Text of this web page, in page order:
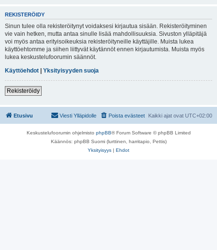
REKISTERÖIDY
Sinun tulee olla rekisteröitynyt voidaksesi kirjautua sisään. Rekisteröityminen
vie vain hetken, mutta antaa sinulle lisää mahdollisuuksia. Sivuston ylläpitäjä
voi myös antaa erityisoikeuksia rekisteröityneille käyttäjille. Muista lukea
käyttöehtomme ja siihen liittyvät käytännöt ennen kirjautumista. Muista myös
lukea keskustelufoorumin säännöt.
Käyttöehdot | Yksityisyyden suoja
Rekisteröidy
Etusivu Kaikki ajat ovat UTC+02:00
Poista evästeet
Viesti Ylläpidolle
Keskustelufoorumin ohjelmisto phpBB® Forum Software © phpBB Limited
Käännös: phpBB Suomi (lurttinen, harritapio, Pettis)
Yksityisyys | Ehdot